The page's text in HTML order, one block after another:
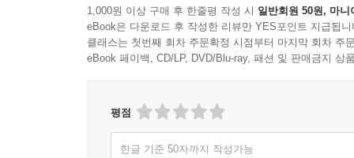
1,000원 이상 구매 후 한줄평 작성 시 일반회원 50원, 마니
eBook은 다운로드 후 작성한 리뷰만 YES포인트 지급됩니
클래스는 첫번째 회차 주문확정 시점부터 마지막 회차 주
eBook 페이백, CD/LP, DVD/Blu-ray, 패션 및 판매금지 상
평점
한글 기준 50자까지 작성가능